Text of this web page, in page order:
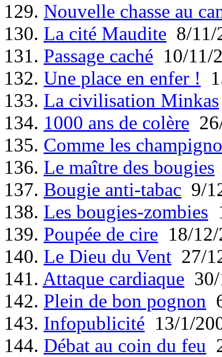
129. Nouvelle chasse au
130. La cité Maudite 8/11/
131. Passage caché 10/11/
132. Une place en enfer !
133. La civilisation Minkas
134. 1000 ans de colère
135. Comme les
136. Le maître des bougies
137. Bougie anti-tabac 9/
138. Les bougies-zombies
139. Poupée de cire 18/
140. Le Dieu du Vent 27/
141. Attaque cardiaque
142. Plein de bon pognon
143. Infopublicité 13/1/
144. Débat au coin du feu